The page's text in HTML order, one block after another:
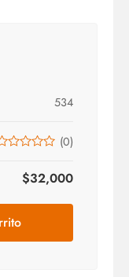
534
(0)
$32,000